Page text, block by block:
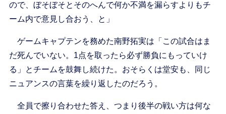
ので、ぼそぼそとそのへんで何か不満を漏らすよりもチ
ーム内で意見し合おう、と」
ゲームキャプテンを務めた南野拓実は「この試合はま
だ死んでいない。1点を取ったら必ず勝負にもっていけ
る」とチームを鼓舞し続けた。おそらくは堂安も、同じ
ニュアンスの言葉を繰り返したのだろう。
全員で擦り合わせた答え、つまり後半の戦い方は何な